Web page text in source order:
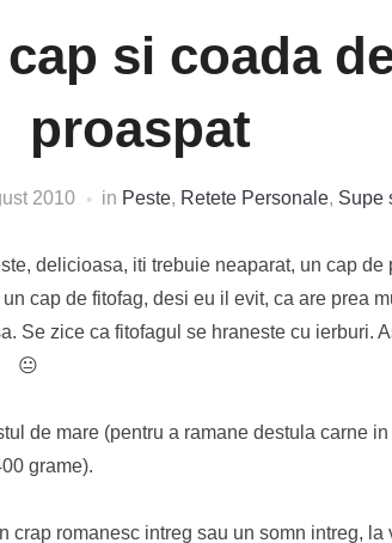
si coada
proaspat
2010 in Peste, Retete Personale, Supe
delicioasa, iti trebuie neaparat, un cap de
cap de fitofag, desi eu il evit, ca are prea
Se zice ca fitofagul se hraneste cu ierburi.
😐
de mare (pentru a ramane destula carne
grame).
crap romanesc intreg sau un somn intreg, la